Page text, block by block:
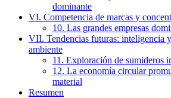
dominante
VI. Competencia de marcas y
10. Las grandes empresas
VII. Tendencias futuras: inteligencia
ambiente
11. Exploración de sumideros
12. La economía circular
material
Resumen